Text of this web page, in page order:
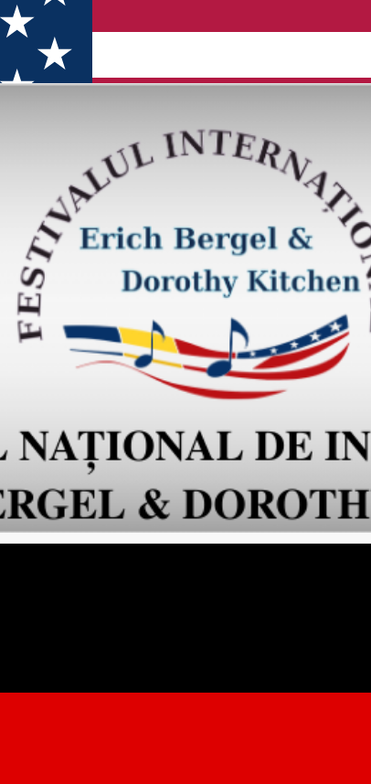
Kitchen”
și Dorothy Kitchen”